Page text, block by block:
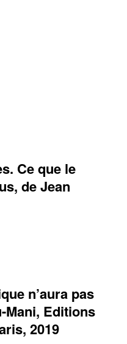
Ce que le
de Jean
n’aura pas
Mani, Editions
2019